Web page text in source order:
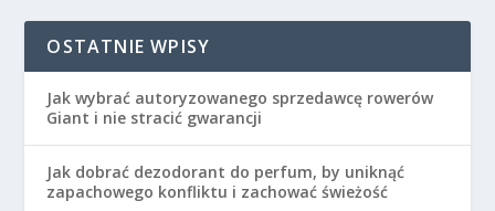
OSTATNIE WPISY
Jak wybrać autoryzowanego sprzedawcę rowerów
Giant i nie stracić gwarancji
Jak dobrać dezodorant do perfum, by uniknąć
zapachowego konfliktu i zachować świeżość